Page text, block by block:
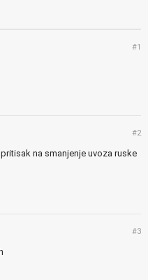
#1
#2
na smanjenje uvoza ruske
#3